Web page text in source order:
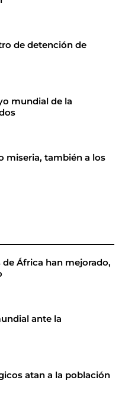
de detención de
mundial de la
miseria, también a los
de África han mejorado,
ante la
atan a la población